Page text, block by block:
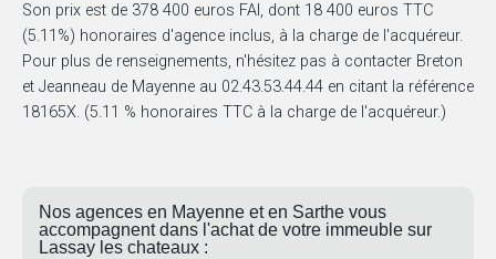
Son prix est de 378 400 euros FAI, dont 18 400 euros TTC
(5.11%) honoraires d'agence inclus, à la charge de l'acquéreur.
Pour plus de renseignements, n'hésitez pas à contacter Breton
et Jeanneau de Mayenne au 02.43.53.44.44 en citant la référence
18165X. (5.11 % honoraires TTC à la charge de l'acquéreur.)
Nos agences en Mayenne et en Sarthe vous
accompagnent dans l'achat de votre immeuble sur
Lassay les chateaux :